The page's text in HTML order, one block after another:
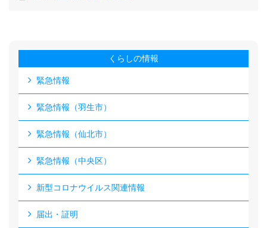
くらしの情報
緊急情報
緊急情報（羽生市）
緊急情報（仙北市）
緊急情報（中央区）
新型コロナウイルス関連情報
届出・証明